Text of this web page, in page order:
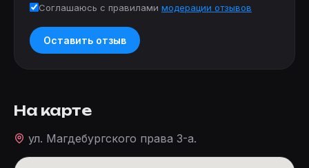
Соглашаюсь с правилами модерации отзывов
Оставить отзыв
На карте
ул. Магдебургского права 3-а.